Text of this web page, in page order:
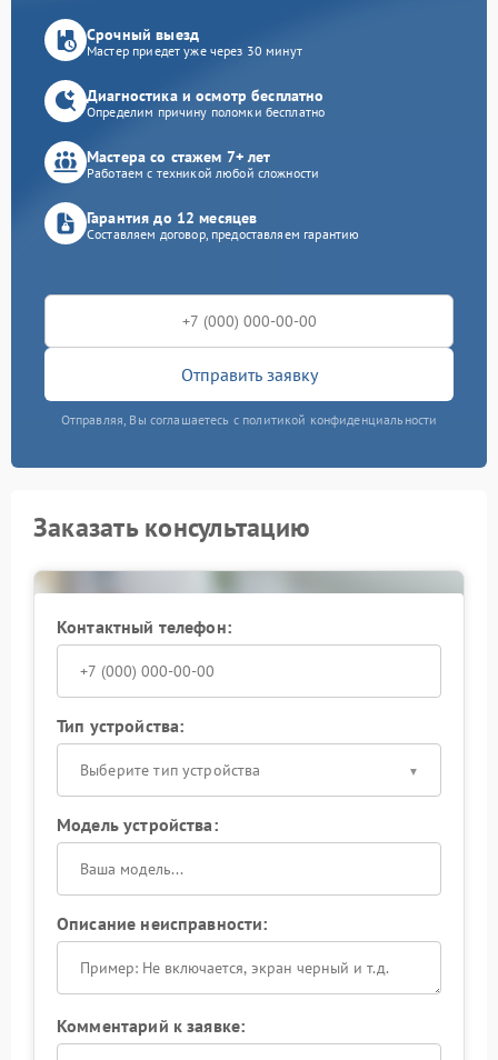
Срочный выезд
Мастер приедет уже через 30 минут
Диагностика и осмотр бесплатно
Определим причину поломки бесплатно
Мастера со стажем 7+ лет
Работаем с техникой любой сложности
Гарантия до 12 месяцев
Составляем договор, предоставляем гарантию
Отправить заявку
Отправляя, Вы соглашаетесь с политикой конфиденциальности
Заказать консультацию
Контактный телефон:
Тип устройства:
Выберите тип устройства
Модель устройства:
Описание неисправности:
Комментарий к заявке: